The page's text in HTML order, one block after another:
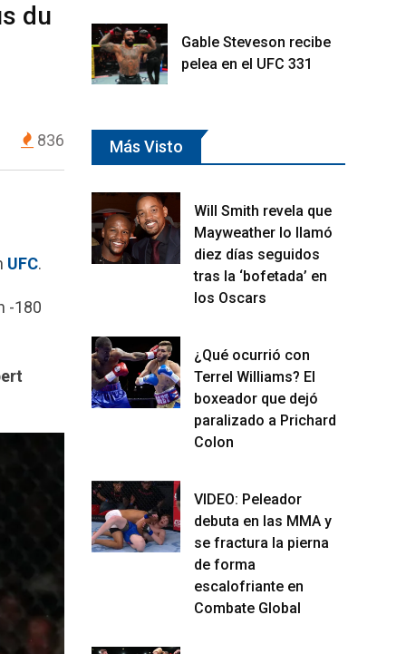
du
836
UFC.
-180
Gable Steveson recibe
pelea en el UFC 331
Más Visto
Will Smith revela que
Mayweather lo llamó
diez días seguidos
tras la ‘bofetada’ en
los Oscars
¿Qué ocurrió con
Terrel Williams? El
boxeador que dejó
paralizado a Prichard
Colon
VIDEO: Peleador
debuta en las MMA y
se fractura la pierna
de forma
escalofriante en
Combate Global